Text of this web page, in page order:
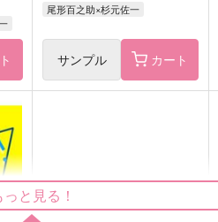
Cis-ツィス-
944円（税込）
尾形百之助×杉元佐一
サンプル カート
っと見る！